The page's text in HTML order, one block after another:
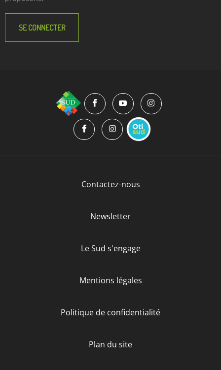
SE CONNECTER
Contactez-nous
Newsletter
Le Sud s'engage
Mentions légales
Politique de confidentialité
Plan du site